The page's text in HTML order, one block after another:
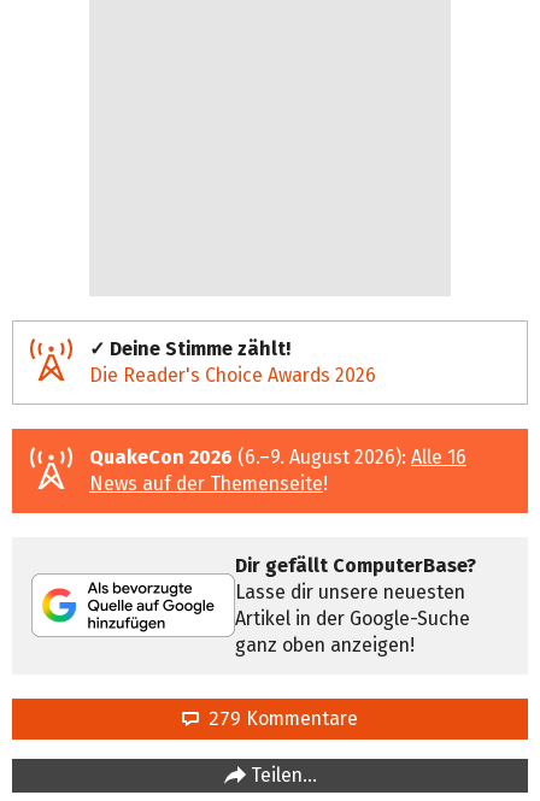
✓ Deine Stimme zählt!
Die Reader's Choice Awards 2026
QuakeCon 2026 (6.–9. August 2026): Alle 16
News auf der Themenseite!
Dir gefällt ComputerBase?
Lasse dir unsere neuesten
Artikel in der Google-Suche
ganz oben anzeigen!
279 Kommentare
Teilen…